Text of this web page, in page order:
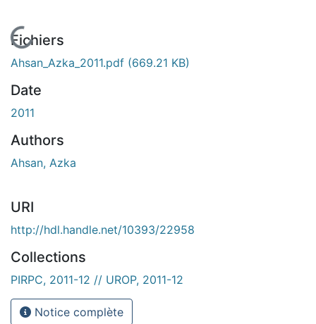
En cours de chargement...
Fichiers
Ahsan_Azka_2011.pdf (669.21 KB)
Date
2011
Authors
Ahsan, Azka
URI
http://hdl.handle.net/10393/22958
Collections
PIRPC, 2011-12 // UROP, 2011-12
Notice complète